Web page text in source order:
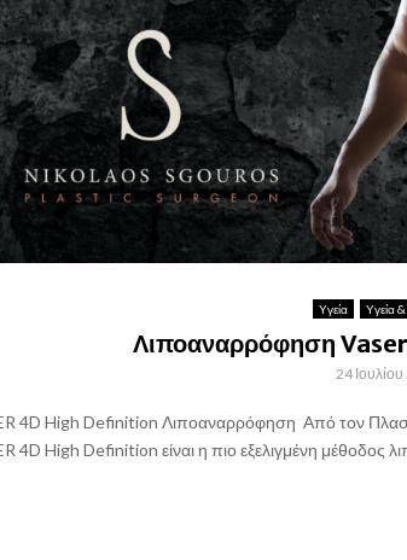
Υγεία Υγεία &
Λιποαναρρόφηση
24
4D High Definition Λιποαναρρόφηση Από τον
4D High Definition είναι η πιο εξελιγμένη μέθοδος